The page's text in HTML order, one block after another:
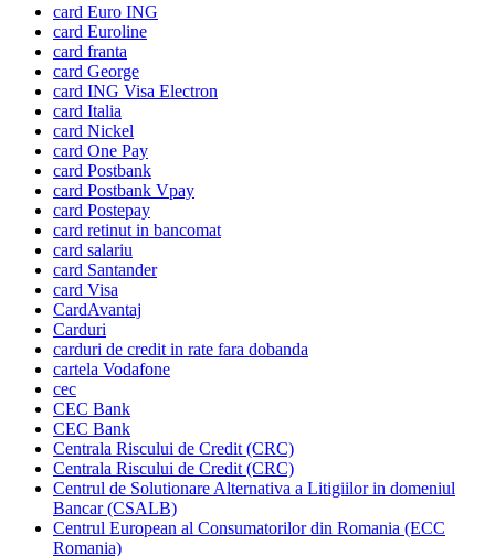
card Euro ING
card Euroline
card franta
card George
card ING Visa Electron
card Italia
card Nickel
card One Pay
card Postbank
card Postbank Vpay
card Postepay
card retinut in bancomat
card salariu
card Santander
card Visa
CardAvantaj
Carduri
carduri de credit in rate fara dobanda
cartela Vodafone
cec
CEC Bank
CEC Bank
Centrala Riscului de Credit (CRC)
Centrala Riscului de Credit (CRC)
Centrul de Solutionare Alternativa a Litigiilor in domeniul
Bancar (CSALB)
Centrul European al Consumatorilor din Romania (ECC
Romania)